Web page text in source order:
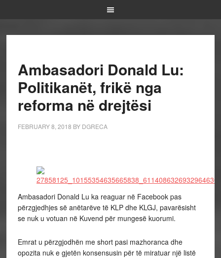
Ambasadori Donald Lu:
Politikanët, frikë nga
reforma në drejtësi
FEBRUARY 8, 2018 BY DGRECA
Ambasadori Donald Lu ka reaguar në Facebook pas
përzgjedhjes së anëtarëve të KLP dhe KLGJ, pavarësisht
se nuk u votuan në Kuvend për mungesë kuorumi.
Emrat u përzgjodhën me short pasi mazhoranca dhe
opozita nuk e gjetën konsensusin për të miratuar një listë